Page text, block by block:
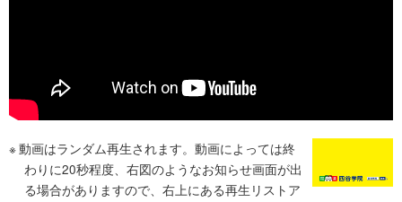
動画はランダム再生されます。動画によっては終
わりに20秒程度、右図のようなお知らせ画面が出
る場合がありますので、右上にある再生リストア